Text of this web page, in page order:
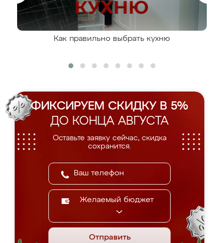
Как правильно выбрать кухню
ФИКСИРУЕМ СКИДКУ В 5%
ДО КОНЦА АВГУСТА
Оставьте заявку сейчас, скидка
сохранится.
Желаемый бюджет
Отправить